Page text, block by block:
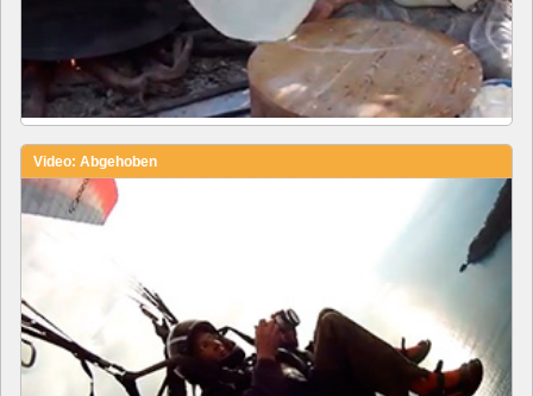
Video: Abgehoben